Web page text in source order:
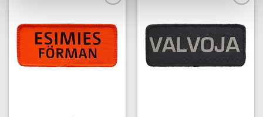
wishlist
wishlist